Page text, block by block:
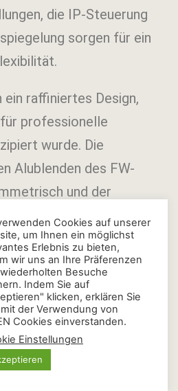
die IP-Steuerung
sorgen für ein
ein raffiniertes Design,
professionelle
wurde. Die
Alublenden des FW-
und der
ein Höchstmaß an
Design des FW-
eine durchdachte
mit
mit 32 Zoll sind
verfügbar.
Cookies auf unserer
um Ihnen ein möglichst
Erlebnis zu bieten,
wir uns an Ihre Präferenzen
Besuche
Indem Sie auf
klicken, erklären Sie
der Verwendung von
Cookies einverstanden.
Einstellungen